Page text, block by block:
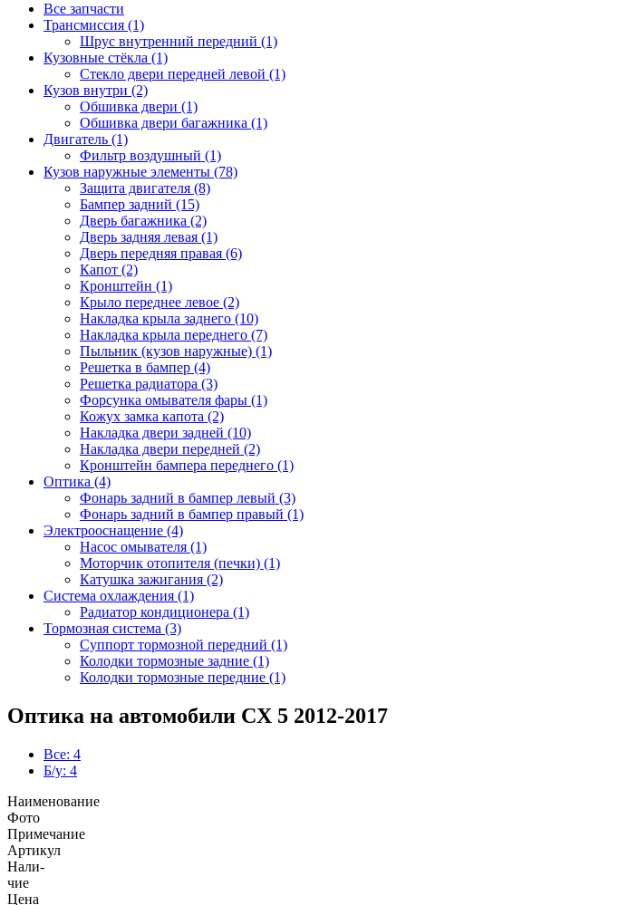
Все запчасти
Трансмиссия (1)
Шрус внутренний передний (1)
Кузовные стёкла (1)
Стекло двери передней левой (1)
Кузов внутри (2)
Обшивка двери (1)
Обшивка двери багажника (1)
Двигатель (1)
Фильтр воздушный (1)
Кузов наружные элементы (78)
Защита двигателя (8)
Бампер задний (15)
Дверь багажника (2)
Дверь задняя левая (1)
Дверь передняя правая (6)
Капот (2)
Кронштейн (1)
Крыло переднее левое (2)
Накладка крыла заднего (10)
Накладка крыла переднего (7)
Пыльник (кузов наружные) (1)
Решетка в бампер (4)
Решетка радиатора (3)
Форсунка омывателя фары (1)
Кожух замка капота (2)
Накладка двери задней (10)
Накладка двери передней (2)
Кронштейн бампера переднего (1)
Оптика (4)
Фонарь задний в бампер левый (3)
Фонарь задний в бампер правый (1)
Электрооснащение (4)
Насос омывателя (1)
Моторчик отопителя (печки) (1)
Катушка зажигания (2)
Система охлаждения (1)
Радиатор кондиционера (1)
Тормозная система (3)
Суппорт тормозной передний (1)
Колодки тормозные задние (1)
Колодки тормозные передние (1)
Оптика на автомобили CX 5 2012-2017
Все: 4
Б/у: 4
Наименование
Фото
Примечание
Артикул
Нали-
чие
Цена